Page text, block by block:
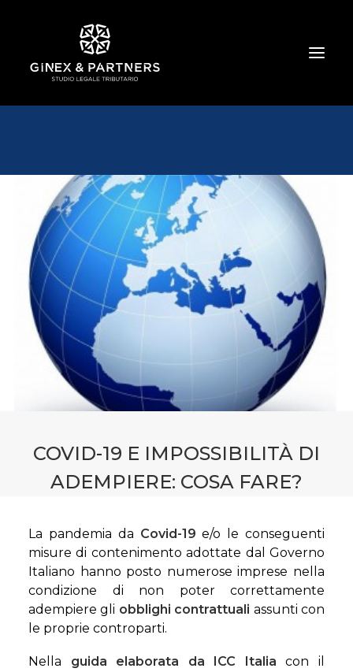
CHI SIAMO
TRIBUTARIO E PENALE TRIBUTARIO
GESTIONE E PROTEZIONE DEL PATRIMONIO
SOCIETARIO E CONTRATTUALISTICA
COMMERCIO INTERNAZIONALE
BANCARIO E FINANZIARIO
NEWS ED EVENTI
CONTATTI
COVID-19 E IMPOSSIBILITÀ DI
ADEMPIERE: COSA FARE?
La pandemia da Covid-19 e/o le conseguenti
misure di contenimento adottate dal Governo
Italiano hanno posto numerose imprese nella
condizione di non poter correttamente
adempiere gli obblighi contrattuali assunti con
le proprie controparti.
Nella guida elaborata da ICC Italia con il